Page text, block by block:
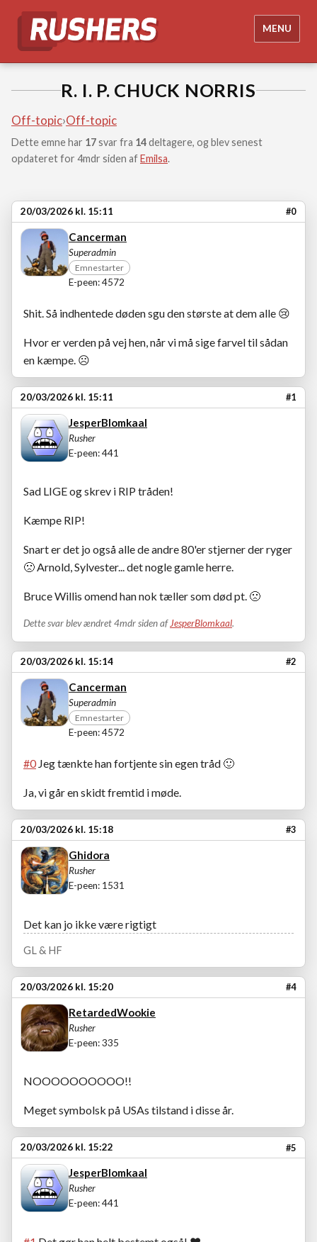
MENU
R. I. P. CHUCK NORRIS
Off-topic›Off-topic
Dette emne har 17svar fra 14deltagere, og blev senest
opdateret for 4mdr siden afEmilsa.
20/03/2026 kl. 15:11 #0
Cancerman
Superadmin
Emnestarter
E-peen: 4572
Shit. Så indhentede døden sgu den største at dem alle 😢
Hvor er verden på vej hen, når vi må sige farvel til sådan
en kæmpe. ☹️
20/03/2026 kl. 15:11 #1
JesperBlomkaal
Rusher
E-peen: 441
Sad LIGE og skrev i RIP tråden!
Kæmpe RIP!
Snart er det jo også alle de andre 80'er stjerner der ryger
🙁Arnold, Sylvester... det nogle gamle herre.
Bruce Willis omend han nok tæller som død pt. 🙁
Dette svar blev ændret 4mdr siden afJesperBlomkaal.
20/03/2026 kl. 15:14 #2
Cancerman
Superadmin
Emnestarter
E-peen: 4572
#0Jeg tænkte han fortjente sin egen tråd 🙂
Ja, vi går en skidt fremtid i møde.
20/03/2026 kl. 15:18 #3
Ghidora
Rusher
E-peen: 1531
Det kan jo ikke være rigtigt
GL & HF
20/03/2026 kl. 15:20 #4
RetardedWookie
Rusher
E-peen: 335
NOOOOOOOOOO!!
Meget symbolsk på USAs tilstand i disse år.
20/03/2026 kl. 15:22 #5
JesperBlomkaal
Rusher
E-peen: 441